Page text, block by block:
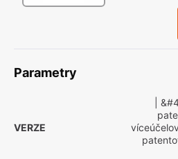
Parametry
VERZE
|